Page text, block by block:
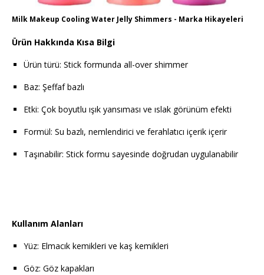
Milk Makeup Cooling Water Jelly Shimmers - Marka Hikayeleri
Ürün Hakkında Kısa Bilgi
Ürün türü: Stick formunda all-over shimmer
Baz: Şeffaf bazlı
Etki: Çok boyutlu ışık yansıması ve ıslak görünüm efekti
Formül: Su bazlı, nemlendirici ve ferahlatıcı içerik içerir
Taşınabilir: Stick formu sayesinde doğrudan uygulanabilir
Kullanım Alanları
Yüz: Elmacık kemikleri ve kaş kemikleri
Göz: Göz kapakları